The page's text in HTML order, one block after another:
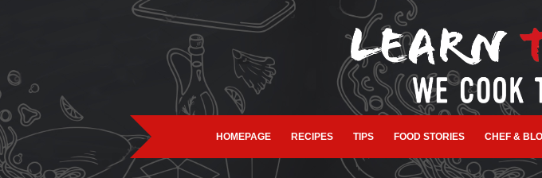
HOMEPAGE RECIPES TIPS FOOD STORIES CHEF &